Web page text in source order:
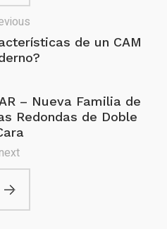
de un CAM
– Nueva Familia de
Redondas de Doble